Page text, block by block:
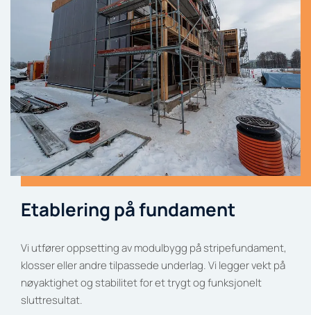
Etablering på fundament
Vi utfører oppsetting av modulbygg på stripefundament,
klosser eller andre tilpassede underlag. Vi legger vekt på
nøyaktighet og stabilitet for et trygt og funksjonelt
sluttresultat.